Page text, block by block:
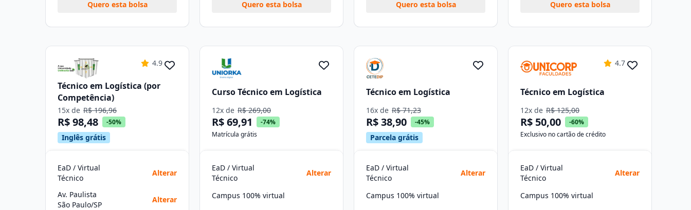
Quero esta bolsa
Quero esta bolsa
Quero esta bolsa
Quero esta bolsa
4.9
Técnico em Logística (por
Competência)
15x de R$ 196,96
R$ 98,48 -50%
Inglês grátis
EaD / Virtual
Técnico
Alterar
Av. Paulista
São Paulo/SP
Alterar
Curso Técnico em Logística
12x de R$ 269,00
R$ 69,91
-74%
Matrícula grátis
EaD / Virtual
Técnico
Alterar
Campus 100% virtual
Técnico em Logística
16x de R$ 71,23
R$ 38,90 -45%
Parcela grátis
EaD / Virtual
Técnico
Alterar
Campus 100% virtual
4.7
Técnico em Logística
12x de R$ 125,00
R$ 50,00
-60%
Exclusivo no cartão de crédito
EaD / Virtual
Técnico
Alterar
Campus 100% virtual